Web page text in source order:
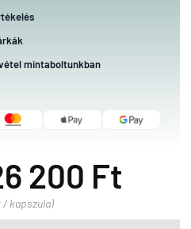
mintaboltunkban
200 Ft
/ kapszula)